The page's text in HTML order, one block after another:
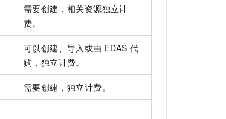
需要创建，相关资源独立计
费。
可以创建、导入或由 EDAS 代
购，独立计费。
需要创建，独立计费。